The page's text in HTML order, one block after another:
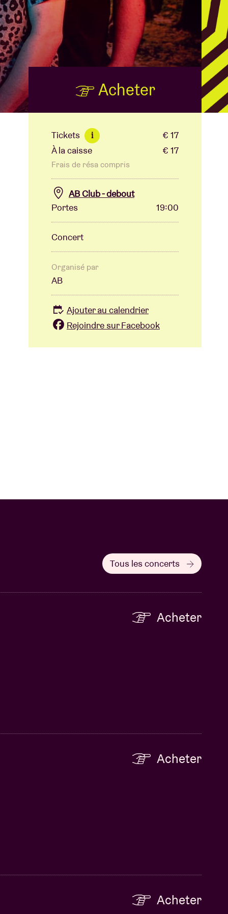
Acheter
Tickets i
€ 17
À la caisse
€ 17
Frais de résa compris
AB Club - debout
Portes
19:00
Concert
Organisé par
AB
Ajouter au calendrier
Rejoindre sur Facebook
Tous les concerts
Acheter
Acheter
Acheter